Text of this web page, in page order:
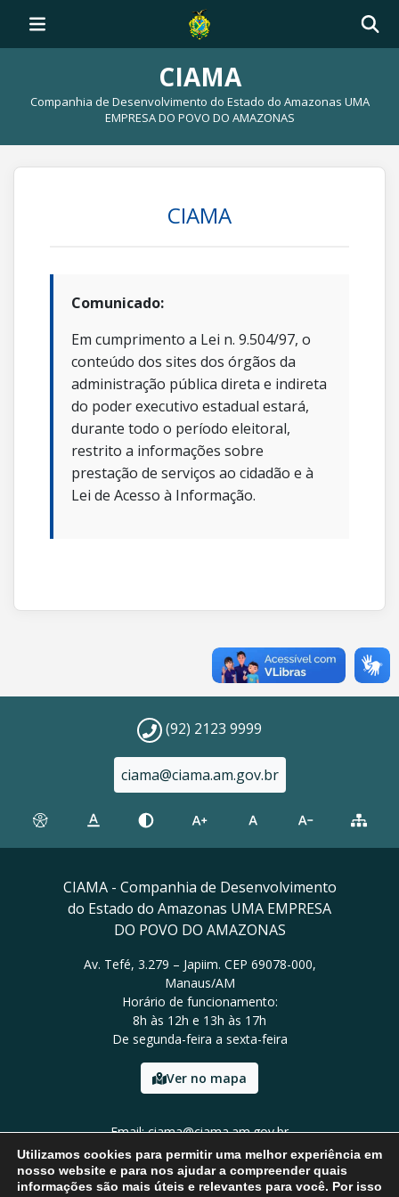
CIAMA
Companhia de Desenvolvimento do Estado do Amazonas UMA
EMPRESA DO POVO DO AMAZONAS
CIAMA
Comunicado:
Em cumprimento a Lei n. 9.504/97, o
conteúdo dos sites dos órgãos da
administração pública direta e indireta
do poder executivo estadual estará,
durante todo o período eleitoral,
restrito a informações sobre
prestação de serviços ao cidadão e à
Lei de Acesso à Informação.
(92) 2123 9999
ciama@ciama.am.gov.br
CIAMA - Companhia de Desenvolvimento
do Estado do Amazonas UMA EMPRESA
DO POVO DO AMAZONAS
Av. Tefé, 3.279 – Japiim. CEP 69078-000,
Manaus/AM
Horário de funcionamento:
8h às 12h e 13h às 17h
De segunda-feira a sexta-feira
Ver no mapa
Email: ciama@ciama.am.gov.br
Tel: (92) 2123 9999
Utilizamos cookies para permitir uma melhor experiência em
nosso website e para nos ajudar a compreender quais
informações são mais úteis e relevantes para você. Por isso